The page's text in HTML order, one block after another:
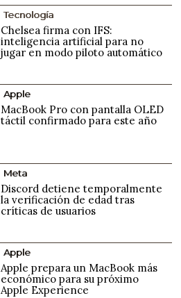
Tecnología
Chelsea firma con IFS:
inteligencia artificial para no
jugar en modo piloto automático
Apple
MacBook Pro con pantalla OLED
táctil confirmado para este año
Meta
Discord detiene temporalmente
la verificación de edad tras
críticas de usuarios
Apple
Apple prepara un MacBook más
económico para su próximo
Apple Experience